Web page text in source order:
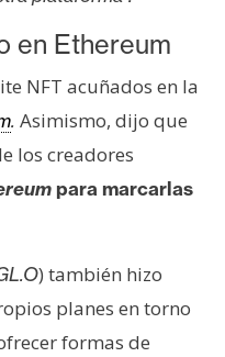
en Ethereum
NFT acuñados en la
. Asimismo, dijo que
los creadores
para marcarlas
) también hizo
planes en torno
formas de